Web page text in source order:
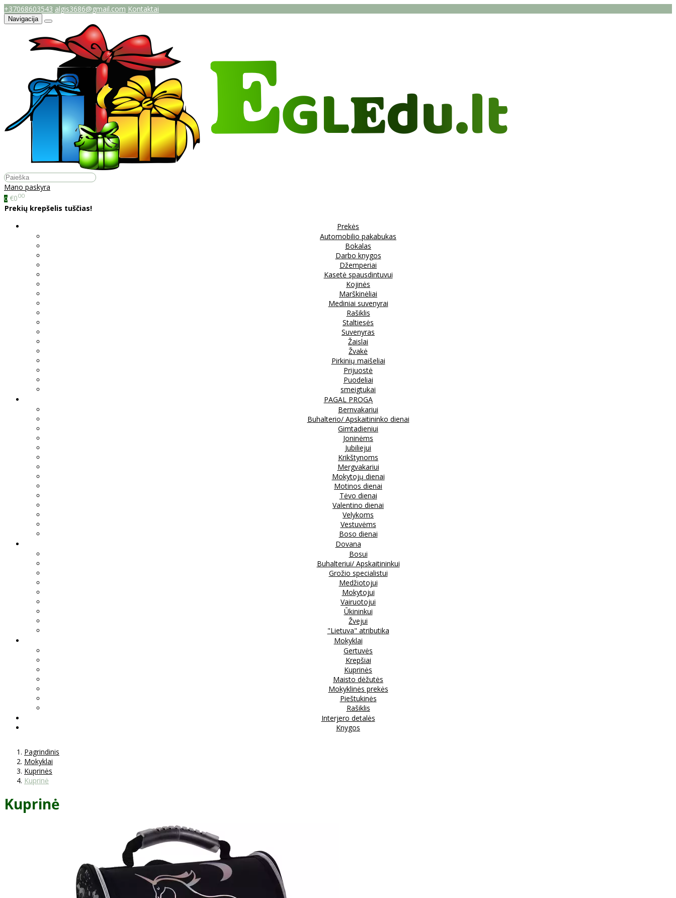
+37068603543 algis3686@gmail.com Kontaktai
Navigacija
Mano paskyra
0 €000
Prekių krepšelis tuščias!
Prekės
Automobilio pakabukas
Bokalas
Darbo knygos
Džemperiai
Kasetė spausdintuvui
Kojinės
Marškinėliai
Mediniai suvenyrai
Rašiklis
Staltiesės
Suvenyras
Žaislai
Žvakė
Pirkinių maišeliai
Prijuostė
Puodeliai
smeigtukai
PAGAL PROGĄ
Bernvakariui
Buhalterio/ Apskaitininko dienai
Gimtadieniui
Joninėms
Jubiliejui
Krikštynoms
Mergvakariui
Mokytojų dienai
Motinos dienai
Tėvo dienai
Valentino dienai
Velykoms
Vestuvėms
Boso dienai
Dovana
Bosui
Buhalteriui/ Apskaitininkui
Grožio specialistui
Medžiotojui
Mokytojui
Vairuotojui
Ūkininkui
Žvejui
"Lietuva" atributika
Mokyklai
Gertuvės
Krepšiai
Kuprinės
Maisto dėžutės
Mokyklinės prekės
Pieštukinės
Rašiklis
Interjero detalės
Knygos
Pagrindinis
Mokyklai
Kuprinės
Kuprinė
Kuprinė